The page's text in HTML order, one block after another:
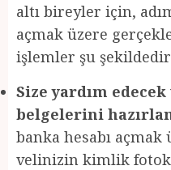
altı bireyler için,
açmak üzere
işlemler şu
Size yardım
belgelerini
banka hesabı
velinizin kimlik